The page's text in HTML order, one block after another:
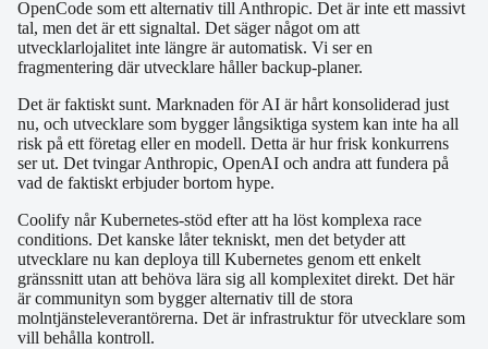
OpenCode som ett alternativ till Anthropic. Det är inte ett massivt
tal, men det är ett signaltal. Det säger något om att
utvecklarlojalitet inte längre är automatisk. Vi ser en
fragmentering där utvecklare håller backup-planer.
Det är faktiskt sunt. Marknaden för AI är hårt konsoliderad just
nu, och utvecklare som bygger långsiktiga system kan inte ha all
risk på ett företag eller en modell. Detta är hur frisk konkurrens
ser ut. Det tvingar Anthropic, OpenAI och andra att fundera på
vad de faktiskt erbjuder bortom hype.
Coolify når Kubernetes-stöd efter att ha löst komplexa race
conditions. Det kanske låter tekniskt, men det betyder att
utvecklare nu kan deploya till Kubernetes genom ett enkelt
gränssnitt utan att behöva lära sig all komplexitet direkt. Det här
är communityn som bygger alternativ till de stora
molntjänsteleverantörerna. Det är infrastruktur för utvecklare som
vill behålla kontroll.